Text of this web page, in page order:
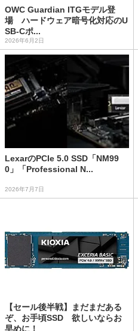
OWC Guardian ITGモデル登
場 ハードウェア暗号化対応のU
SB-Cポ...
2026年6月2日
LexarのPCIe 5.0 SSD「NM99
0」「Professional N...
2026年7月7日
【セール後半戦】まだまだある
ぞ、お手頃SSD 欲しいならお
早めに！